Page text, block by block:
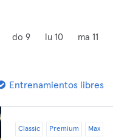
do 9 lu 10 ma 11
Entrenamientos libres
Classic Premium Max